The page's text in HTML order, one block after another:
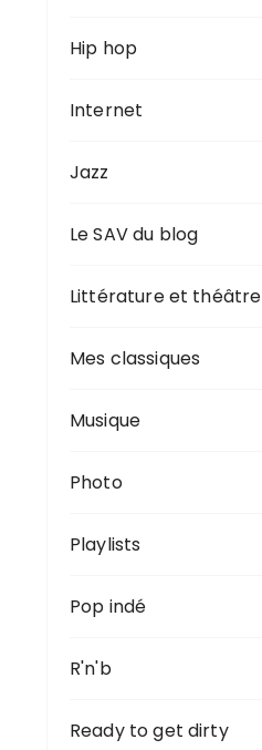
Hip hop
Internet
Jazz
Le SAV du blog
Littérature et théâtre
Mes classiques
Musique
Photo
Playlists
Pop indé
R'n'b
Ready to get dirty